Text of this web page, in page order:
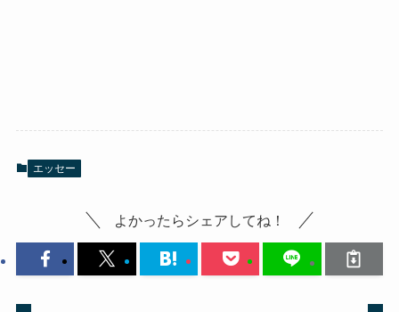
エッセー
よかったらシェアしてね！